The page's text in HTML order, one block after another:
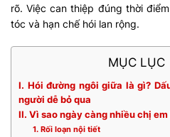
rõ. Việc can thiệp đúng thời
tóc và hạn chế hói lan rộng.
MỤC LỤC
I. Hói đường ngôi giữa là gì?
người dễ bỏ qua
II. Vì sao ngày càng nhiều chị
1. Rối loạn nội tiết